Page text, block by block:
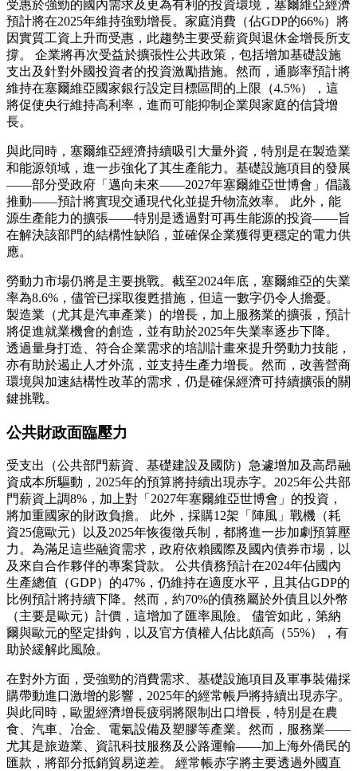
受惠於強勁的國內需求及更為有利的投資環境，塞爾維亞經濟
預計將在2025年維持強勁增長。家庭消費（佔GDP的66%）將
因實質工資上升而受惠，此趨勢主要受薪資與退休金增長所支
撐。 企業將再次受益於擴張性公共政策，包括增加基礎設施
支出及針對外國投資者的投資激勵措施。然而，通膨率預計將
維持在塞爾維亞國家銀行設定目標區間的上限（4.5%），這
將促使央行維持高利率，進而可能抑制企業與家庭的信貸增
長。
與此同時，塞爾維亞經濟持續吸引大量外資，特別是在製造業
和能源領域，進一步強化了其生產能力。基礎設施項目的發展
——部分受政府「邁向未來——2027年塞爾維亞世博會」倡議
推動——預計將實現交通現代化並提升物流效率。 此外，能
源生產能力的擴張——特別是透過對可再生能源的投資——旨
在解決該部門的結構性缺陷，並確保企業獲得更穩定的電力供
應。
勞動力市場仍將是主要挑戰。截至2024年底，塞爾維亞的失業
率為8.6%，儘管已採取復甦措施，但這一數字仍令人擔憂。
製造業（尤其是汽車產業）的增長，加上服務業的擴張，預計
將促進就業機會的創造，並有助於2025年失業率逐步下降。
透過量身打造、符合企業需求的培訓計畫來提升勞動力技能，
亦有助於遏止人才外流，並支持生產力增長。然而，改善營商
環境與加速結構性改革的需求，仍是確保經濟可持續擴張的關
鍵挑戰。
公共財政面臨壓力
受支出（公共部門薪資、基礎建設及國防）急遽增加及高昂融
資成本所驅動，2025年的預算將持續出現赤字。2025年公共部
門薪資上調8%，加上對「2027年塞爾維亞世博會」的投資，
將加重國家的財政負擔。 此外，採購12架「陣風」戰機（耗
資25億歐元）以及2025年恢復徵兵制，都將進一步加劇預算壓
力。為滿足這些融資需求，政府依賴國際及國內債券市場，以
及來自合作夥伴的專案貸款。 公共債務預計在2024年佔國內
生產總值（GDP）的47%，仍維持在適度水平，且其佔GDP的
比例預計將持續下降。然而，約70%的債務屬於外債且以外幣
（主要是歐元）計價，這增加了匯率風險。 儘管如此，第納
爾與歐元的堅定掛鉤，以及官方債權人佔比頗高（55%），有
助於緩解此風險。
在對外方面，受強勁的消費需求、基礎設施項目及軍事裝備採
購帶動進口激增的影響，2025年的經常帳戶將持續出現赤字。
與此同時，歐盟經濟增長疲弱將限制出口增長，特別是在農
食、汽車、冶金、電氣設備及塑膠等產業。然而，服務業——
尤其是旅遊業、資訊科技服務及公路運輸——加上海外僑民的
匯款，將部分抵銷貿易逆差。 經常帳赤字將主要透過外國直